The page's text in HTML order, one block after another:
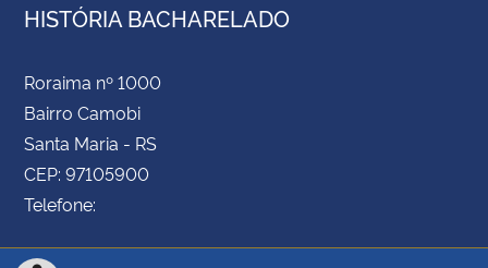
HISTÓRIA BACHARELADO
Roraima nº 1000
Bairro Camobi
Santa Maria - RS
CEP: 97105900
Telefone: